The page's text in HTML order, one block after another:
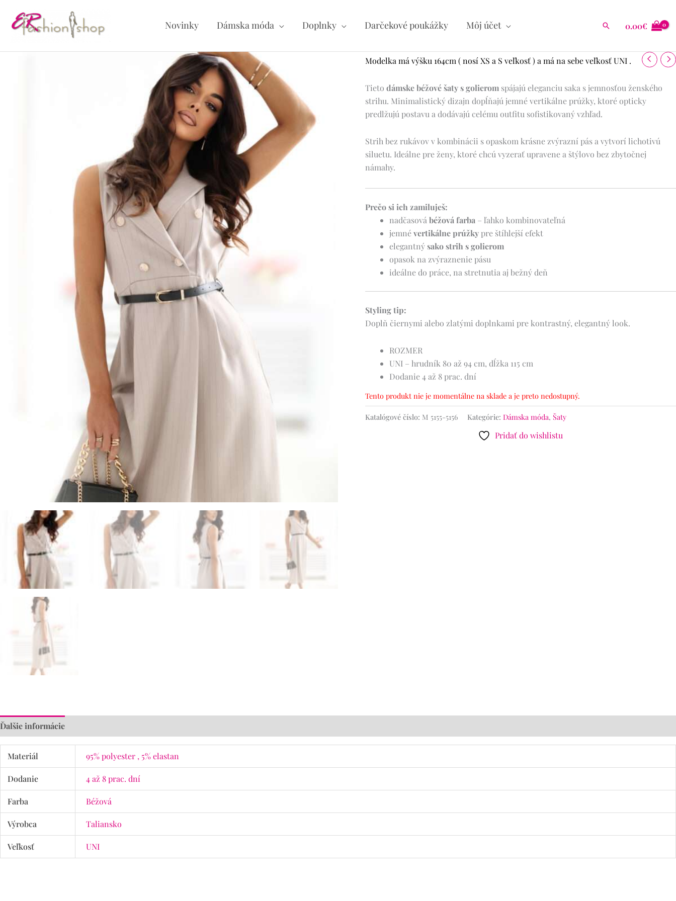
obsah
Novinky Dámska móda Doplnky Darčekové poukážky Môj účet Hľadať0.00€
Modelka má výšku 164cm ( nosí XS a S veľkosť ) a má na sebe veľkosť UNI .
Tieto dámske béžové šaty s golieromspájajú eleganciu saka s jemnosťou ženského
strihu. Minimalistický dizajn dopĺňajú jemné vertikálne prúžky, ktoré opticky
predlžujú postavu a dodávajú celému outfitu sofistikovaný vzhľad.
Strih bez rukávov v kombinácii s opaskom krásne zvýrazní pás a vytvorí lichotivú
siluetu. Ideálne pre ženy, ktoré chcú vyzerať upravene a štýlovo bez zbytočnej
námahy.
Prečo si ich zamiluješ:
nadčasová béžová farba – ľahko kombinovateľná
jemnévertikálne prúžkypre štíhlejší efekt
elegantnýsako strih s golierom
opasok na zvýraznenie pásu
ideálne do práce, na stretnutia aj bežný deň
Styling tip:
Doplň čiernymi alebo zlatými doplnkami pre kontrastný, elegantný look.
ROZMER
UNI – hrudník 80 až 94 cm, dĺžka 115 cm
Dodanie 4 až 8 prac. dní
Tento produkt nie je momentálne na sklade a je preto nedostupný.
Katalógové číslo: M 5155-5156 Kategórie: Dámska móda, Šaty
Pridať do wishlistu
Ďalšie informácie
Materiál 95% polyester , 5% elastan
Dodanie 4 až 8 prac. dní
Farba Béžová
Výrobca Taliansko
Veľkosť UNI